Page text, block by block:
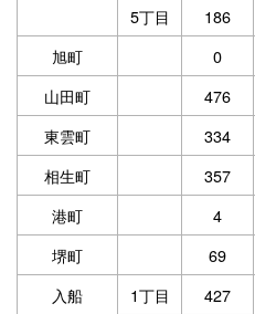
5丁目
186
旭町
0
山田町
476
東雲町
334
相生町
357
港町
4
堺町
69
入船
1丁目 427